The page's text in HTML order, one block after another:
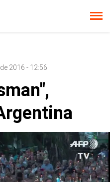
2016 - 12:56